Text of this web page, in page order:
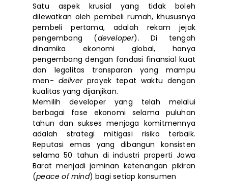
Satu aspek krusial yang tidak boleh
dilewatkan oleh pembeli rumah, khususnya
pembeli pertama, adalah rekam jejak
pengembang (developer). Di tengah
dinamika ekonomi global, hanya
pengembang dengan fondasi finansial kuat
dan legalitas transparan yang mampu
men- deliverproyek tepat waktu dengan
kualitas yang dijanjikan.
Memilih developer yang telah melalui
berbagai fase ekonomi selama puluhan
tahun dan sukses menjaga komitmennya
adalah strategi mitigasi risiko terbaik.
Reputasi emas yang dibangun konsisten
selama 50 tahun di industri properti Jawa
Barat menjadi jaminan ketenangan pikiran
(peace of mind) bagi setiap konsumen